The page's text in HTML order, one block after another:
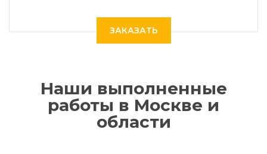
ЗАКАЗАТЬ
Наши выполненные
работы в Москве и
области